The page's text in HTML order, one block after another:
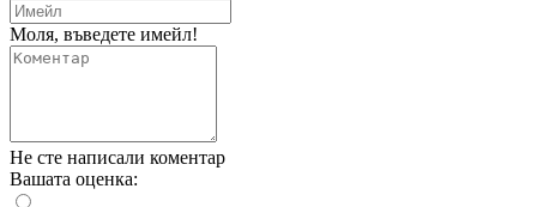
Моля, въведете имейл!
Не сте написали коментар
Вашата оценка: